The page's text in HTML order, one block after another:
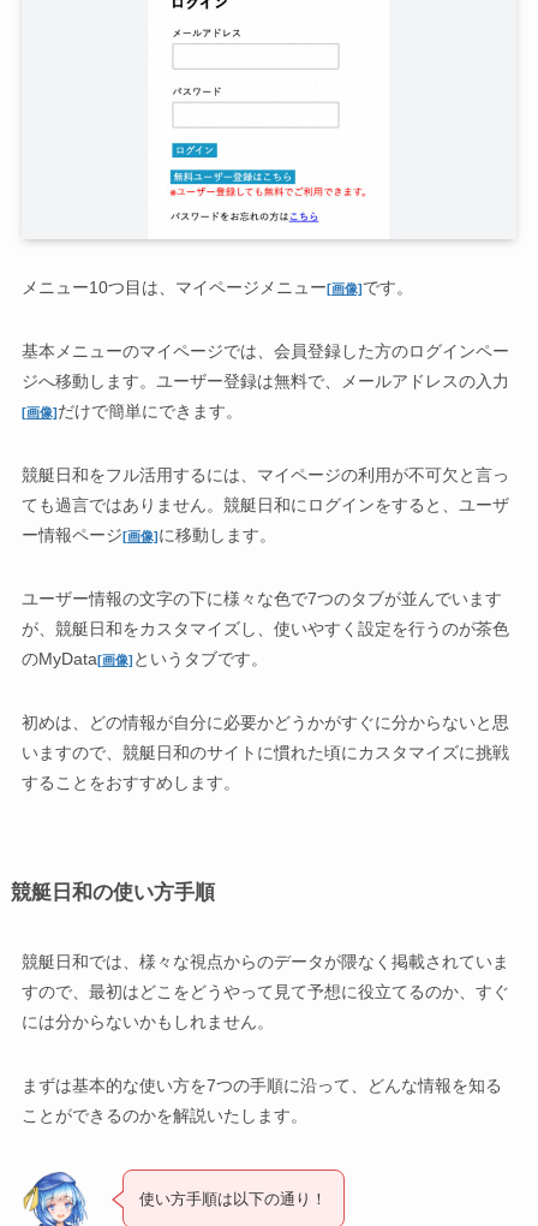
メニュー10つ目は、マイページメニュー[画像]です。
基本メニューのマイページでは、会員登録した方のログインペー
ジへ移動します。ユーザー登録は無料で、メールアドレスの入力
[画像]だけで簡単にできます。
競艇日和をフル活用するには、マイページの利用が不可欠と言っ
ても過言ではありません。競艇日和にログインをすると、ユーザ
ー情報ページ[画像]に移動します。
ユーザー情報の文字の下に様々な色で7つのタブが並んでいます
が、競艇日和をカスタマイズし、使いやすく設定を行うのが茶色
のMyData[画像] というタブです。
初めは、どの情報が自分に必要かどうかがすぐに分からないと思
いますので、競艇日和のサイトに慣れた頃にカスタマイズに挑戦
することをおすすめします。
競艇日和の使い方手順
競艇日和では、様々な視点からのデータが隈なく掲載されていま
すので、最初はどこをどうやって見て予想に役立てるのか、すぐ
には分からないかもしれません。
まずは基本的な使い方を7つの手順に沿って、どんな情報を知る
ことができるのかを解説いたします。
使い方手順は以下の通り！